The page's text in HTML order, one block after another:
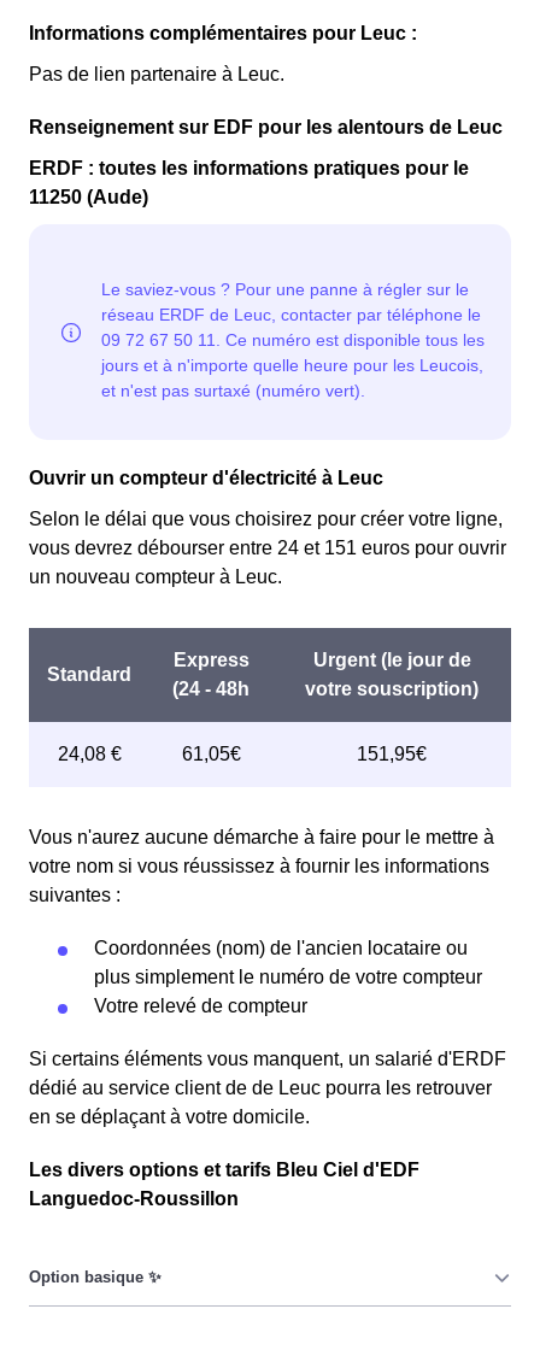
Informations complémentaires pour Leuc :
Pas de lien partenaire à Leuc.
Renseignement sur EDF pour les alentours de Leuc
ERDF : toutes les informations pratiques pour le
11250 (Aude)
Ouvrir un compteur d'électricité à Leuc
Selon le délai que vous choisirez pour créer votre ligne,
vous devrez débourser entre 24 et 151 euros pour ouvrir
un nouveau compteur à Leuc.
Vous n'aurez aucune démarche à faire pour le mettre à
votre nom si vous réussissez à fournir les informations
suivantes :
Coordonnées (nom) de l'ancien locataire ou
plus simplement le numéro de votre compteur
Votre relevé de compteur
Si certains éléments vous manquent, un salarié d'ERDF
dédié au service client de de Leuc pourra les retrouver
en se déplaçant à votre domicile.
Les divers options et tarifs Bleu Ciel d'EDF
Languedoc-Roussillon